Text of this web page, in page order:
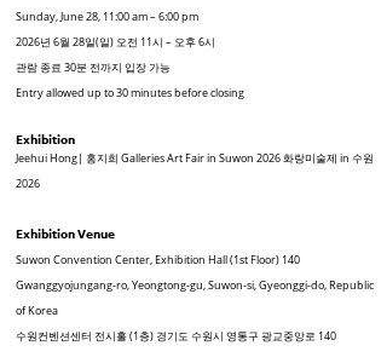
Sunday, June 28, 11:00 am – 6:00 pm
2026년 6월 28일(일) 오전 11시 – 오후 6시
관람 종료 30분 전까지 입장 가능
Entry allowed up to 30 minutes before closing
𝗘𝘅𝗵𝗶𝗯𝗶𝘁𝗶𝗼𝗻
Jeehui Hong| 홍지희 Galleries Art Fair in Suwon 2026 화랑미술제 in 수원
2026
𝗘𝘅𝗵𝗶𝗯𝗶𝘁𝗶𝗼𝗻 𝗩𝗲𝗻𝘂𝗲
Suwon Convention Center, Exhibition Hall (1st Floor) 140
Gwanggyojungang-ro, Yeongtong-gu, Suwon-si, Gyeonggi-do, Republic
of Korea
수원컨벤션센터 전시홀 (1층) 경기도 수원시 영통구 광교중앙로 140